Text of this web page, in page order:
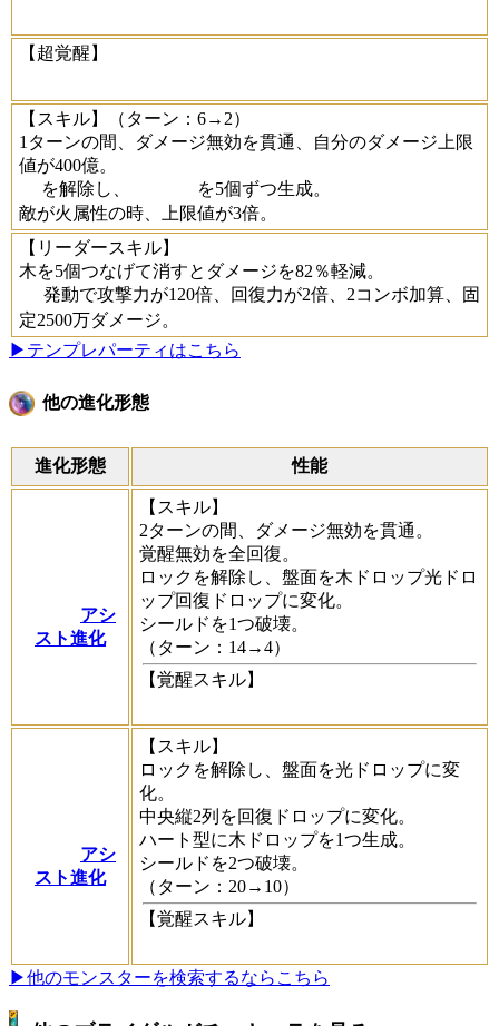
【超覚醒】
【スキル】
（ターン：6→2）
1ターンの間、ダメージ無効を貫通、自分のダメージ上限
値が400億。
を解除し、
を5個ずつ生成。
敵が火属性の時、上限値が3倍。
【リーダースキル】
木を5個つなげて消すとダメージを82％軽減。
発動で攻撃力が120倍、回復力が2倍、2コンボ加算、固
定2500万ダメージ。
▶テンプレパーティはこちら
他の進化形態
進化形態 性能
アシ
スト進化
【スキル】
2ターンの間、ダメージ無効を貫通。
覚醒無効を全回復。
ロックを解除し、盤面を木ドロップ光ドロ
ップ回復ドロップに変化。
シールドを1つ破壊。
（ターン：14→4）
【覚醒スキル】
アシ
スト進化
【スキル】
ロックを解除し、盤面を光ドロップに変
化。
中央縦2列を回復ドロップに変化。
ハート型に木ドロップを1つ生成。
シールドを2つ破壊。
（ターン：20→10）
【覚醒スキル】
▶他のモンスターを検索するならこちら